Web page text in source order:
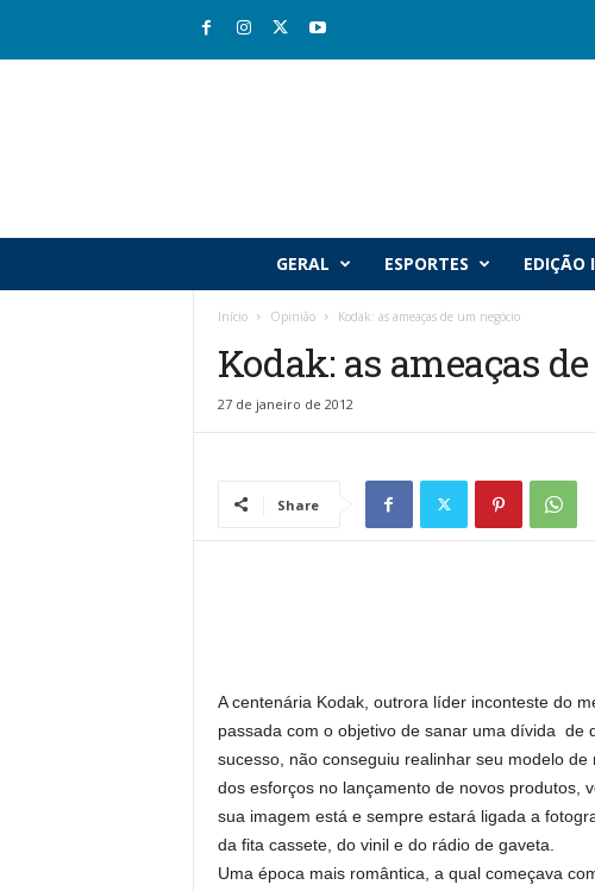
GERAL ESPORTES EDIÇÃO
Início Opinião Kodak: as ameaças de um negócio
Kodak: as ameaças
27 de janeiro de 2012
Share
A centenária Kodak, outrora líder inconteste do
passada com o objetivo de sanar uma dívida de
sucesso, não conseguiu realinhar seu modelo
dos esforços no lançamento de novos produtos,
sua imagem está e sempre estará ligada a
da fita cassete, do vinil e do rádio de gaveta.
Uma época mais romântica, a qual começava